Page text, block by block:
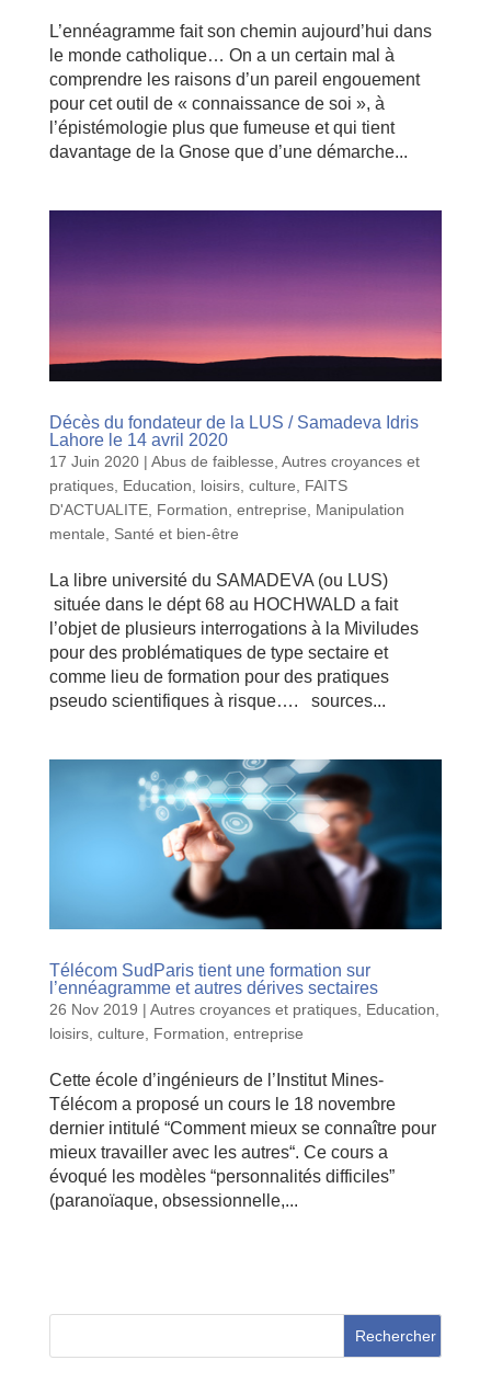
L’ennéagramme fait son chemin aujourd’hui dans
le monde catholique… On a un certain mal à
comprendre les raisons d’un pareil engouement
pour cet outil de « connaissance de soi », à
l’épistémologie plus que fumeuse et qui tient
davantage de la Gnose que d’une démarche...
Décès du fondateur de la LUS / Samadeva Idris
Lahore le 14 avril 2020
17 Juin 2020| Abus de faiblesse Autres croyances et
pratiques, Education, loisirs, culture
FAITS
D'ACTUALITE, Formation, entreprise
Manipulation
mentale
Santé et bien-être
La libre université du SAMADEVA (ou LUS)
située dans le dépt 68 au HOCHWALD a fait
l’objet de plusieurs interrogations à la Miviludes
pour des problématiques de type sectaire et
comme lieu de formation pour des pratiques
pseudo scientifiques à risque…. sources...
Télécom SudParis tient une formation sur
l’ennéagramme et autres dérives sectaires
26 Nov 2019 | Autres croyances et pratiques, Education,
loisirs, culture, Formation, entreprise
Cette école d’ingénieurs de l’Institut Mines-
Télécom a proposé un cours le 18 novembre
dernier intitulé “Comment mieux se connaître pour
mieux travailler avec les autres“. Ce cours a
évoqué les modèles “personnalités difficiles”
(paranoïaque, obsessionnelle,...